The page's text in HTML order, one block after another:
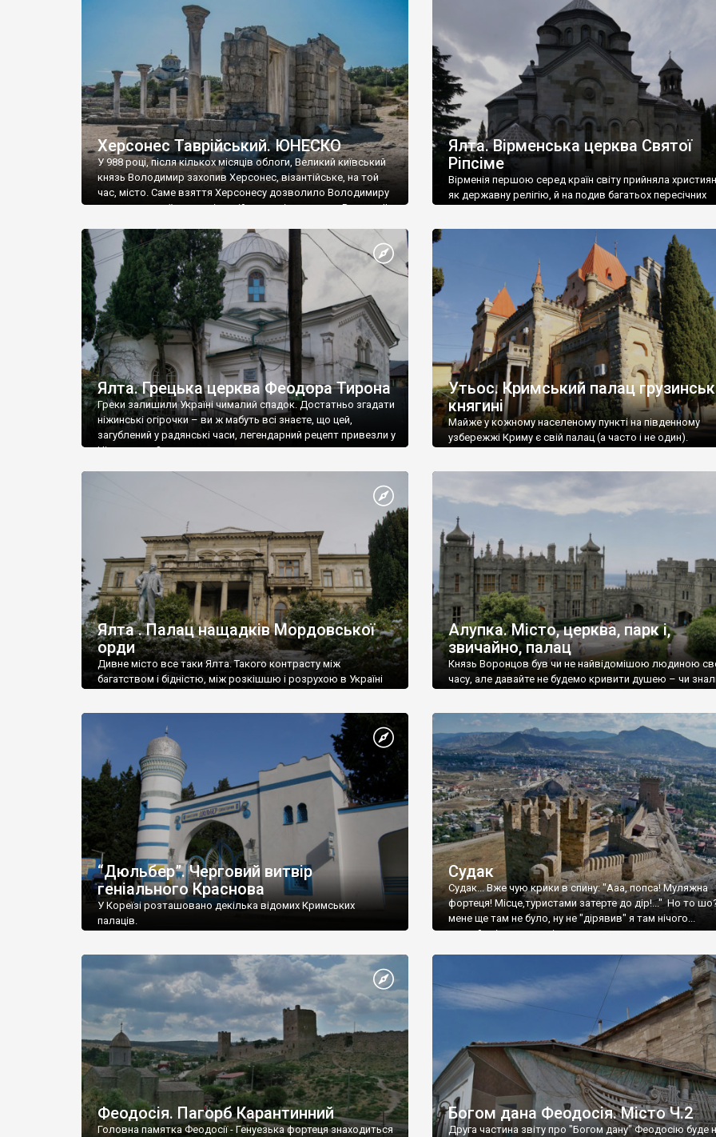
візантійської доби. Раритети викрадені з фондів об’єкту
культурної спадщини ЮНЕСКО «Херсонеса Таврійського».
Офіційно – на виставку «Золото Візантії», але експерти та
влада в Україні вважають це лише […]
називаються «повстяками» (postaki)…” “Вино. Крим
виробляє відмінне вино і його вдосталь: воно все
легке біле і дуже […]
Херсонес Таврійський. ЮНЕСКО
У 988 році, після кількох місяців облоги, Великий київський
князь Володимир захопив Херсонес, візантійське, на той
час, місто. Саме взяття Херсонесу дозволило Володимиру
диктувати свої умови візантійському імператору Василю ІІ,
Херсонесі Володимир-язичник, став Василем-
християнином. А потім було Хрещення Русі. На честь
Херсонесу Таврійського названо місто […]
Ялта. Вірменська церква Святої
Ріпсіме
Вірменія першою серед країн світу прийняла
як державну релігію, й на подив багатьох пересічних
Ялта. Грецька церква Феодора Тирона
Греки залишили Україні чималий спадок. Достатньо згадати
ніжинські огірочки – ви ж мабуть всі знаєте, що цей,
загублений у радянські часи, легендарний рецепт привезли у
Ніжин греки?
Утьос. Кримський палац
княгині
Майже у кожному населеному пункті на південному
узбережжі Криму є свій палац (а часто і не один).
Ялта . Палац нащадків Мордовської
орди
Дивне місто все таки Ялта. Такого контрасту між
багатством і бідністю, між розкішшю і розрухою в Україні
Алупка. Місто, церква, парк і,
звичайно, палац
Князь Воронцов був чи не найвідомішою людиною
часу, але давайте не будемо кривити душею – чи
“Дюльбер”. Черговий витвір
геніального Краснова
У Кореїзі розташовано декілька відомих Кримських
палаців.
Судак
Судак... Вже чую крики в спину: "Ааа, попса! Муляжна
фортеця! Місце,туристами затерте до дір!..." Но то
мене ще там не було, ну не "дірявив" я там нічого...
принаймні до цього літа.
Феодосія. Пагорб Карантинний
Головна памятка Феодосії - Генуезька фортеця знаходиться
Богом дана Феодосія. Місто Ч.2
Друга частина звіту про "Богом дану" Феодосію буде